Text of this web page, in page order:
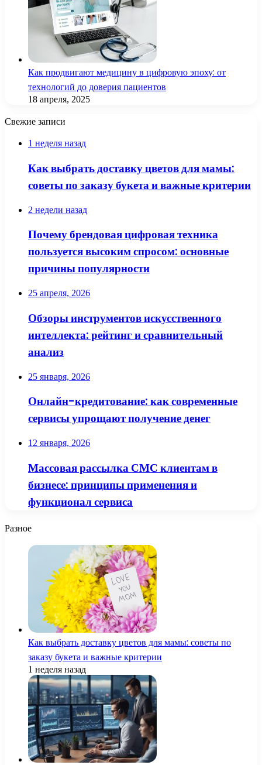
Как продвигают медицину в цифровую эпоху: от
технологий до доверия пациентов
18 апреля, 2025
Свежие записи
1 неделя назад
Как выбрать доставку цветов для мамы:
советы по заказу букета и важные критерии
2 недели назад
Почему брендовая цифровая техника
пользуется высоким спросом: основные
причины популярности
25 апреля, 2026
Обзоры инструментов искусственного
интеллекта: рейтинг и сравнительный
анализ
25 января, 2026
Онлайн-кредитование: как современные
сервисы упрощают получение денег
12 января, 2026
Массовая рассылка СМС клиентам в
бизнесе: принципы применения и
функционал сервиса
Разное
Как выбрать доставку цветов для мамы: советы по
заказу букета и важные критерии
1 неделя назад